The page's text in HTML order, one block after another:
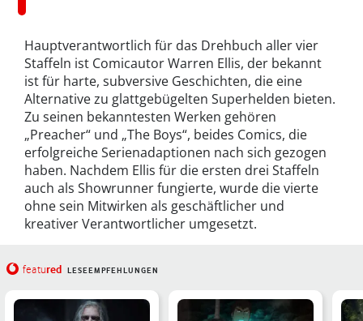
Hauptverantwortlich für das Drehbuch aller vier
Staffeln ist Comicautor Warren Ellis, der bekannt
ist für harte, subversive Geschichten, die eine
Alternative zu glattgebügelten Superhelden bieten.
Zu seinen bekanntesten Werken gehören
„Preacher“ und „The Boys“, beides Comics, die
erfolgreiche Serienadaptionen nach sich gezogen
haben. Nachdem Ellis für die ersten drei Staffeln
auch als Showrunner fungierte, wurde die vierte
ohne sein Mitwirken als geschäftlicher und
kreativer Verantwortlicher umgesetzt.
featured LESEEMPFEHLUNGEN